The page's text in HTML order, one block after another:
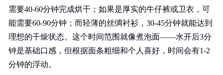
需要40-60分钟完成烘干；如果是厚实的牛仔裤或卫衣，可
能需要60-90分钟；而轻薄的丝绸衬衫，30-45分钟就能达到
理想的干燥状态。这个时间范围就像煮泡面——水开后3分
钟是基础口感，但根据面条粗细和个人喜好，时间会有1-2
分钟的浮动。